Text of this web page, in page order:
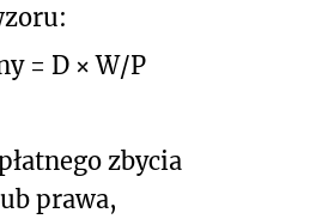
= D × W/P
zbycia
prawa,